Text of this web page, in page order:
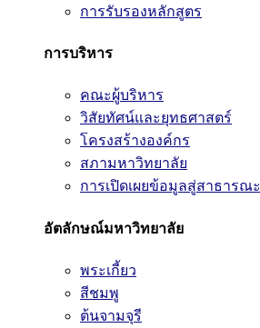
การรับรองหลักสูตร
การบริหาร
คณะผู้บริหาร
วิสัยทัศน์และยุทธศาสตร์
โครงสร้างองค์กร
สภามหาวิทยาลัย
การเปิดเผยข้อมูลสู่สาธารณะ
อัตลักษณ์มหาวิทยาลัย
พระเกี้ยว
สีชมพู
ต้นจามจุรี